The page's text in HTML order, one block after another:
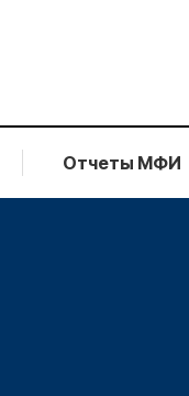
Отчеты МФИ